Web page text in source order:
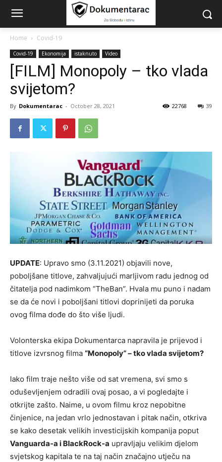
Home Covid-19
Covid-19 Ekonomija istaknuto Video
[FILM] Monopoly – tko vlada
svijetom?
By Dokumentarac - October 28, 2021 39
22768
UPDATE: Upravo smo (3.11.2021) objavili nove,
poboljšane titlove, zahvaljujući marljivom radu jednog od
čitatelja pod nadimkom “TheBan”. Hvala mu puno i nadam
se da će novi i poboljšani titlovi doprinijeti da poruka
ovog filma dođe do što više ljudi.
Volonterska ekipa Dokumentarca napravila je prijevod i
titlove izvrsnog filma “Monopoly” – tko vlada svijetom?
Iako film traje nešto više od sat vremena, svi smo s
oduševljenjem odradili ovaj posao, a vi pogledajte i
otkrijte zašto. Naime, u ovom filmu kroz nepobitne
činjenice, na jedan vrlo jednostavan i pitak način, otkriva
se kako desetak velikih investicijskih kompanija poput
Vanguarda-a i BlackRock-a upravljaju velikim djelom
svjetskog kapitala te na taj način značajno utječu na